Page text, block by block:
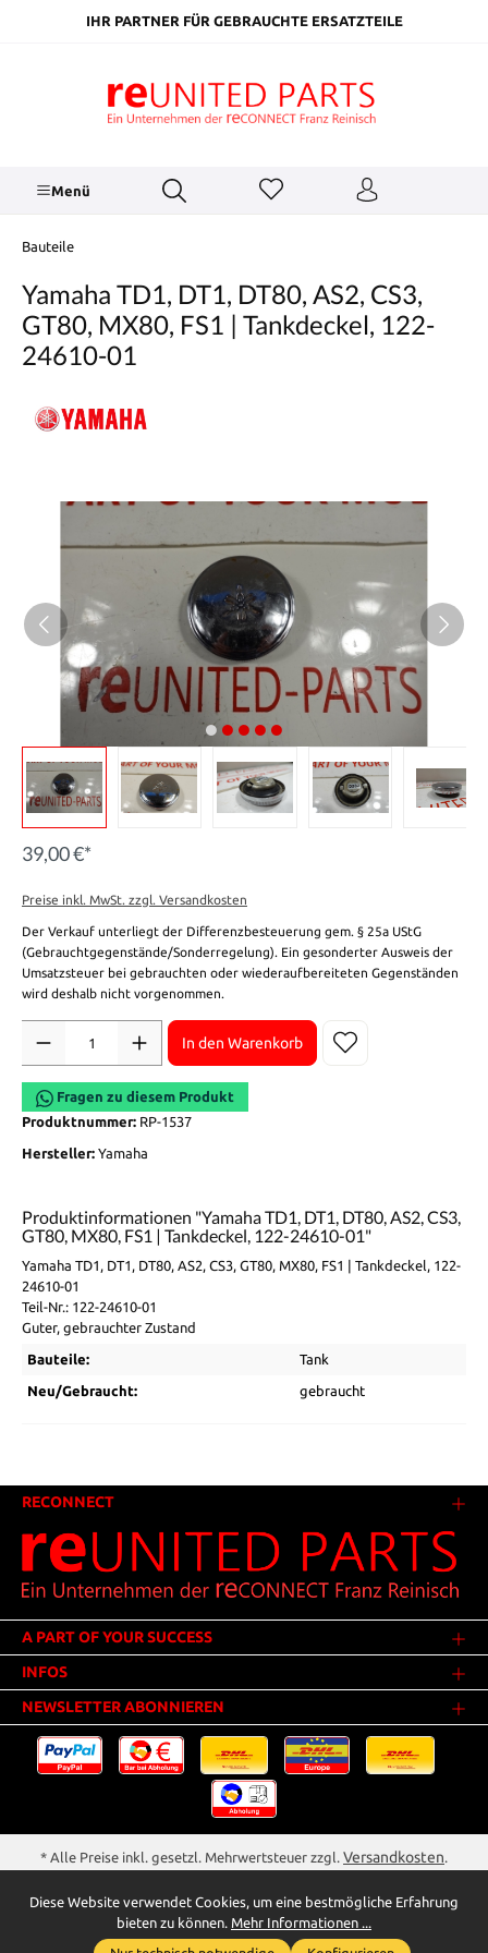
springenIHR PARTNER FÜR GEBRAUCHTE ERSATZTEILE
Menü
Bauteile
Yamaha TD1, DT1, DT80, AS2, CS3,
GT80, MX80, FS1 | Tankdeckel, 122-
24610-01
39,00 €*
Preise inkl. MwSt. zzgl. Versandkosten
Der Verkauf unterliegt der Differenzbesteuerung gem. § 25a UStG
(Gebrauchtgegenstände/Sonderregelung). Ein gesonderter Ausweis der
Umsatzsteuer bei gebrauchten oder wiederaufbereiteten Gegenständen
wird deshalb nicht vorgenommen.
In den Warenkorb
Fragen zu diesem Produkt
Produktnummer: RP-1537
Hersteller: Yamaha
Produktinformationen "Yamaha TD1, DT1, DT80, AS2, CS3,
GT80, MX80, FS1 | Tankdeckel, 122-24610-01"
Yamaha TD1, DT1, DT80, AS2, CS3, GT80, MX80, FS1 | Tankdeckel, 122-
24610-01
Teil-Nr.: 122-24610-01
Guter, gebrauchter Zustand
Bauteile: Tank
Neu/Gebraucht: gebraucht
RECONNECT
A PART OF YOUR SUCCESS
INFOS
NEWSLETTER ABONNIEREN
* Alle Preise inkl. gesetzl. Mehrwertsteuer zzgl. Versandkosten.
** Der Verkauf unterliegt der Differenzbesteuerung gem. § 25a UStG
(Gebrauchtgegenstände/Sonderregelung). Ein gesonderter Ausweis der
Diese Website verwendet Cookies, um eine bestmögliche Erfahrung
bieten zu können. Mehr Informationen ...